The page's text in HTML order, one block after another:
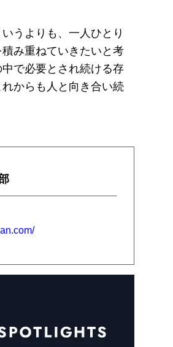
うよりも、一人ひとり
み重ねていきたいと考
で必要とされ続ける存
からも人と向き合い続